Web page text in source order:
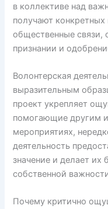
в коллективе над
получают
общественные связи,
признании и
Волонтерская
выразительным
проект укрепляет
помогающие другим
мероприятиях,
деятельность
значение и делает
собственной
Почему критично